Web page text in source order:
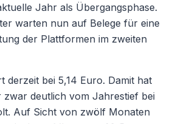
Jahr als Übergangsphase.
warten nun auf Belege für eine
der Plattformen im zweiten
derzeit bei 5,14 Euro. Damit hat
zwar deutlich vom Jahrestief bei
Auf Sicht von zwölf Monaten